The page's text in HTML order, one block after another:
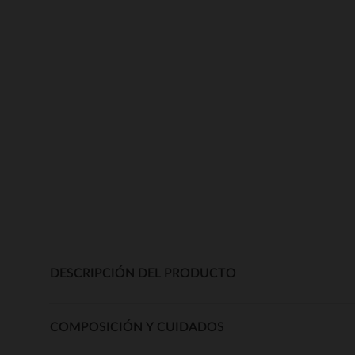
DESCRIPCIÓN DEL PRODUCTO
COMPOSICIÓN Y CUIDADOS